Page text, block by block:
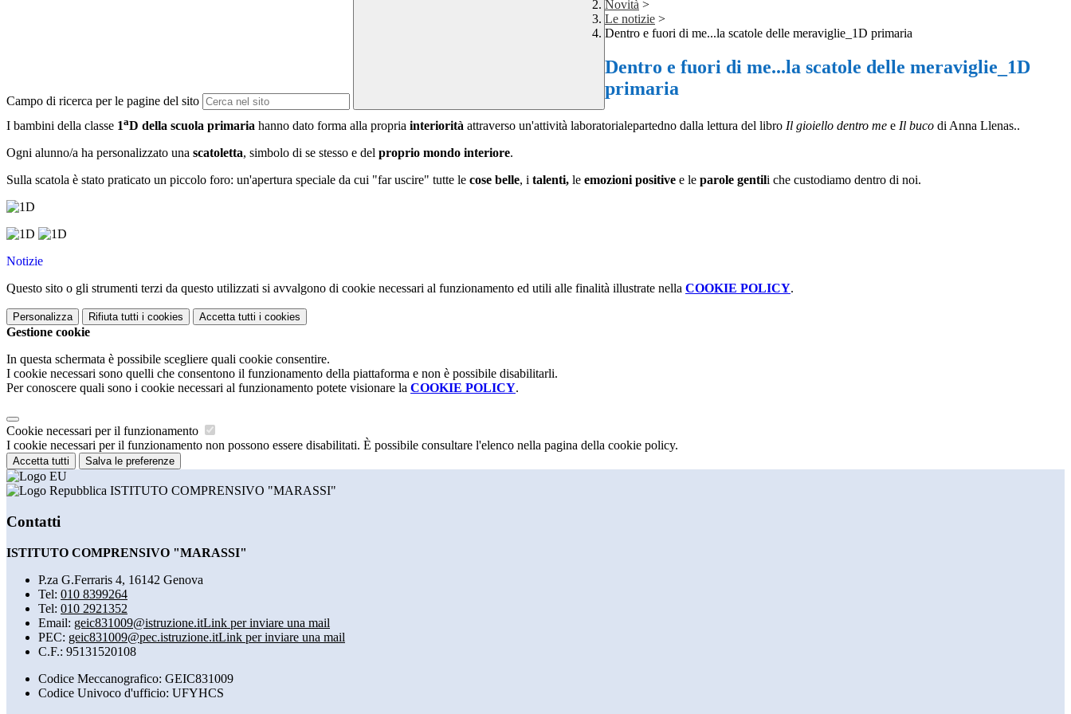
Campo di ricerca per le pagine del sito
Novità >
Le notizie >
Dentro e fuori di me...la scatole delle meraviglie_1D primaria
Dentro e fuori di me...la scatole delle meraviglie_1D
primaria
I bambini della classe 1aD della scuola primaria hanno dato forma alla propria interiorità attraverso un'attività laboratorialepartedno dalla lettura del libro Il gioiello dentro me e Il buco di Anna Llenas..
​Ogni alunno/a ha personalizzato una scatoletta, simbolo di se stesso e del proprio mondo interiore.
Sulla scatola è stato praticato un piccolo foro: un'apertura speciale da cui "far uscire" tutte le cose belle, i talenti, le emozioni positive e le parole gentili che custodiamo dentro di noi.
Notizie
Questo sito o gli strumenti terzi da questo utilizzati si avvalgono di cookie necessari al funzionamento ed utili alle finalità illustrate nella COOKIE POLICY.
Personalizza Rifiuta tutti i cookies Accetta tutti i cookies
Gestione cookie
In questa schermata è possibile scegliere quali cookie consentire.
I cookie necessari sono quelli che consentono il funzionamento della piattaforma e non è possibile disabilitarli.
Per conoscere quali sono i cookie necessari al funzionamento potete visionare la COOKIE POLICY.
Cookie necessari per il funzionamento
I cookie necessari per il funzionamento non possono essere disabilitati. È possibile consultare l'elenco nella pagina della cookie policy.
Accetta tutti Salva le preferenze
ISTITUTO COMPRENSIVO "MARASSI"
Contatti
ISTITUTO COMPRENSIVO "MARASSI"
P.za G.Ferraris 4, 16142 Genova
Tel: 010 8399264
Tel: 010 2921352
Email: geic831009@istruzione.itLink per inviare una mail
PEC: geic831009@pec.istruzione.itLink per inviare una mail
C.F.: 95131520108
Codice Meccanografico: GEIC831009
Codice Univoco d'ufficio: UFYHCS